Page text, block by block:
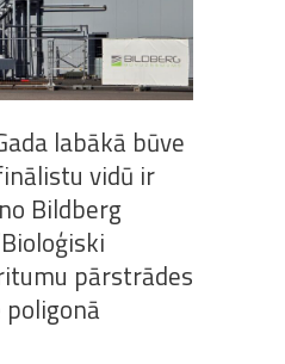
labākā būve
vidū ir
Bildberg
pārstrādes